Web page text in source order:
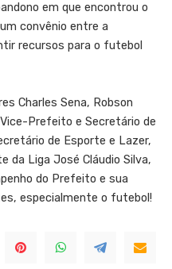
em que encontrou o
convênio entre a
recursos para o futebol
Charles Sena, Robson
Prefeito e Secretário de
de Esporte e Lazer,
da Liga José Cláudio Silva,
do Prefeito e sua
especialmente o futebol!